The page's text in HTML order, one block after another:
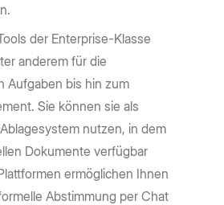
der Enterprise-Klasse
anderem für die
Aufgaben bis hin zum
Sie können sie als
nutzen, in dem
Dokumente verfügbar
ermöglichen Ihnen
Abstimmung per Chat